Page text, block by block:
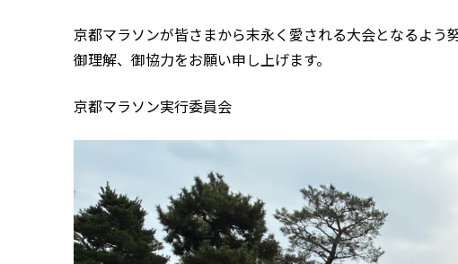
京都マラソンが皆さまから末永く愛される大会となるよう
御理解、御協力をお願い申し上げます。
京都マラソン実行委員会